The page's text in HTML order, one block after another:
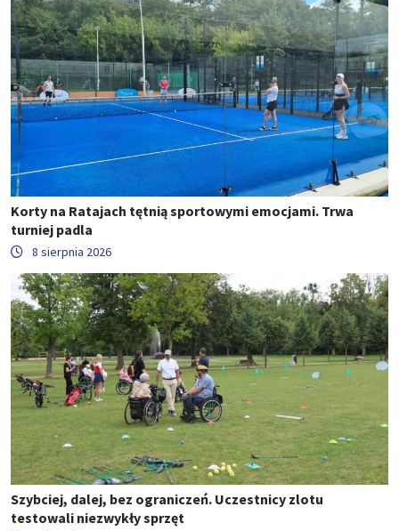
Korty na Ratajach tętnią sportowymi emocjami. Trwa
turniej padla
8 sierpnia 2026
Szybciej, dalej, bez ograniczeń. Uczestnicy zlotu
testowali niezwykły sprzęt